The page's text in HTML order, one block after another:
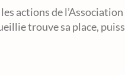
actions de
trouve sa place,